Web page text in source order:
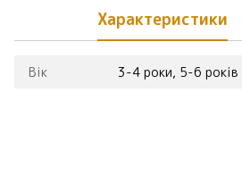
Характеристики
Вік 3-4 роки, 5-6 років